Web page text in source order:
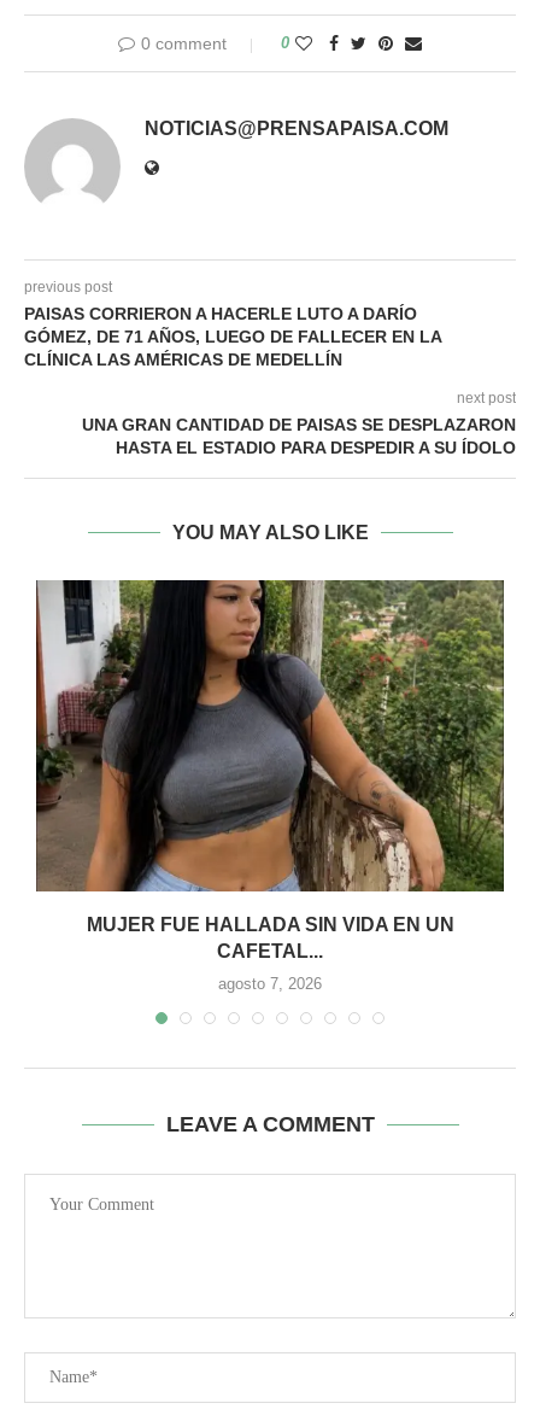
0 comment 0
NOTICIAS@PRENSAPAISA.COM
previous post
PAISAS CORRIERON A HACERLE LUTO A DARÍO
GÓMEZ, DE 71 AÑOS, LUEGO DE FALLECER EN LA
CLÍNICA LAS AMÉRICAS DE MEDELLÍN
next post
UNA GRAN CANTIDAD DE PAISAS SE DESPLAZARON
HASTA EL ESTADIO PARA DESPEDIR A SU ÍDOLO
YOU MAY ALSO LIKE
MUJER FUE HALLADA SIN VIDA EN UN
CAFETAL...
agosto 7, 2026
LEAVE A COMMENT